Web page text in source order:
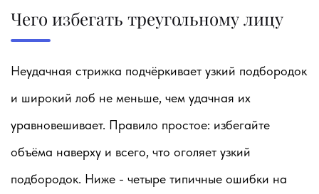
Чего избегать треугольному лицу
Неудачная стрижка подчёркивает узкий подбородок
и широкий лоб не меньше, чем удачная их
уравновешивает. Правило простое: избегайте
объёма наверху и всего, что оголяет узкий
подбородок. Ниже - четыре типичные ошибки на